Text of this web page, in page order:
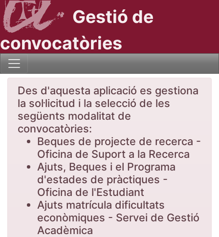
Gestió de
convocatòries
Des d'aquesta aplicació es gestiona
la sol·licitud i la selecció de les
següents modalitat de
convocatòries:
Beques de projecte de recerca -
Oficina de Suport a la Recerca
Ajuts, Beques i el Programa
d'estades de pràctiques -
Oficina de l'Estudiant
Ajuts matrícula dificultats
econòmiques - Servei de Gestió
Acadèmica